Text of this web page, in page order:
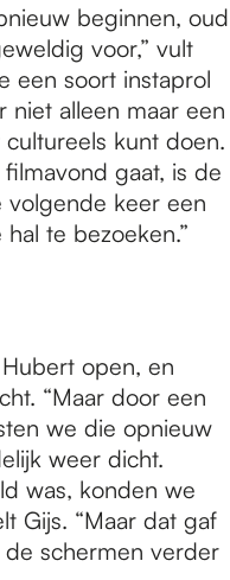
beginnen, oud
voor,” vult
een soort instaprol
niet alleen maar een
kunt doen.
gaat, is de
keer een
te bezoeken.”
open, en
“Maar door een
we die opnieuw
weer dicht.
was, konden we
Gijs. “Maar dat gaf
schermen verder